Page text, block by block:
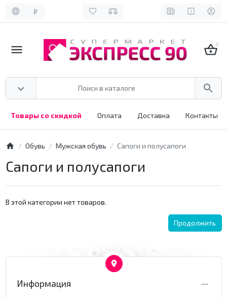
₽
0
Товары со скидкой Оплата Доставка Контакты
Обувь Мужская обувь Сапоги и полусапоги
Сапоги и полусапоги
В этой категории нет товаров.
Продолжить
Информация